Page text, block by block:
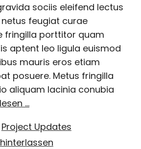
sociis eleifend lectus
feugiat curae
fringilla porttitor quam
aptent leo ligula euismod
mauris eros etiam
posuere. Metus fringilla
aliquam lacinia conubia
…
Project Updates